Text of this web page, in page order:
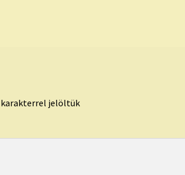
karakterrel jelöltük